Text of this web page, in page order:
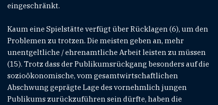
eingeschränkt.
Kaum eine Spielstätte verfügt über Rücklagen (6), um den
Problemen zu trotzen. Die meisten geben an, mehr
unentgeltliche / ehrenamtliche Arbeit leisten zu müssen
(15). Trotz dass der Publikumsrückgang besonders auf die
sozioökonomische, vom gesamtwirtschaftlichen
Abschwung geprägte Lage des vornehmlich jungen
Publikums zurückzuführen sein dürfte, haben die